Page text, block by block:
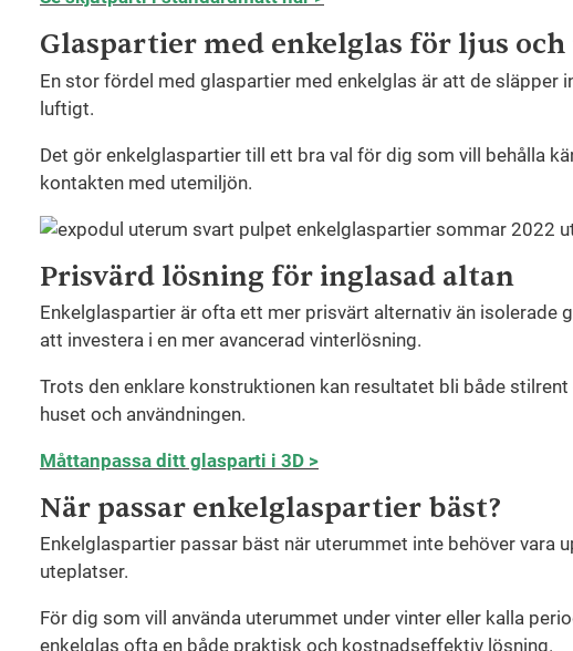
Glaspartier med enkelglas för ljus
En stor fördel med glaspartier med enkelglas är att de
luftigt.
Det gör enkelglaspartier till ett bra val för dig som vill behålla
kontakten med utemiljön.
Prisvärd lösning för inglasad altan
Enkelglaspartier är ofta ett mer prisvärt alternativ än isolerade
att investera i en mer avancerad vinterlösning.
Trots den enklare konstruktionen kan resultatet bli både
huset och användningen.
Måttanpassa ditt glasparti i 3D >
När passar enkelglaspartier bäst?
Enkelglaspartier passar bäst när uterummet inte behöver vara
uteplatser.
För dig som vill använda uterummet under vinter eller kalla
enkelglas ofta en både praktisk och kostnadseffektiv lösning.